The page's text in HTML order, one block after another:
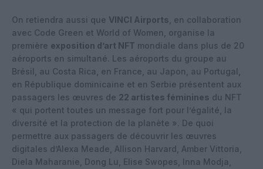
On retiendra aussi que VINCI Airports , en collaboration
avec Code Green et World of Women, organise la
première exposition d’art NFT mondiale dans plus de 20
aéroports en simultané. Les aéroports du groupe au
Brésil, au Costa Rica, en France, au Japon, au Portugal,
en République dominicaine et en Serbie présentent aux
passagers les œuvres de 22 artistes féminines du NFT
« qui portent toutes un message fort pour l’égalité, la
diversité et la protection de la planète ». De quoi
permettre aux passagers de découvrir les œuvres
digitales d’Alexa Meade, Allison Harvard, Amber Vittoria,
Diela Maharanie, Dong Lu, Elise Swopes, Inna Modja,